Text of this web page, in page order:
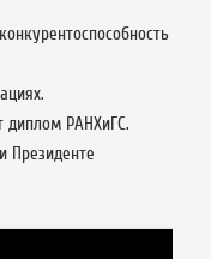
диплом РАНХиГС.
Президенте